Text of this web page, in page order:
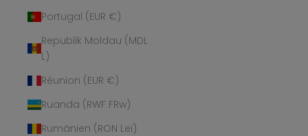
Portugal (EUR €)
Republik Moldau (MDL
L)
Réunion (EUR €)
Ruanda (RWF FRw)
Rumänien (RON Lei)